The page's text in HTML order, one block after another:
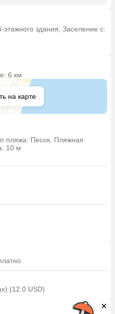
этажного здания, Заселение с:
6 км
на карте
пляжа: Песок, Пляжная
10 м
(12.0 USD)